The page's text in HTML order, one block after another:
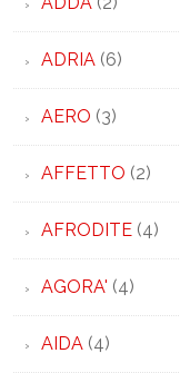
ADRIA(6)
AERO(3)
AFFETTO(2)
AFRODITE(4)
AGORA'(4)
AIDA(4)